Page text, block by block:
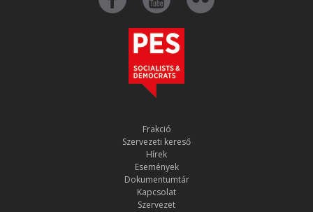
Frakció
Szervezeti kereső
Hírek
Események
Dokumentumtár
Kapcsolat
Szervezet